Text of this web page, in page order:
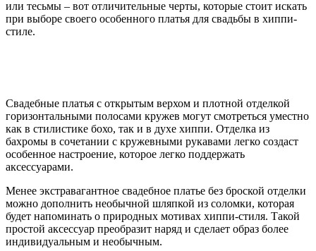
или тесьмы – вот отличительные черты, которые стоит искать
при выборе своего особенного платья для свадьбы в хиппи-
стиле.
Свадебные платья с открытым верхом и плотной отделкой
горизонтальными полосами кружев могут смотреться уместно
как в стилистике бохо, так и в духе хиппи. Отделка из
бахромы в сочетании с кружевными рукавами легко создаст
особенное настроение, которое легко поддержать
аксессуарами.
Менее экстравагантное свадебное платье без броской отделки
можно дополнить необычной шляпкой из соломки, которая
будет напоминать о природных мотивах хиппи-стиля. Такой
простой аксессуар преобразит наряд и сделает образ более
индивидуальным и необычным.